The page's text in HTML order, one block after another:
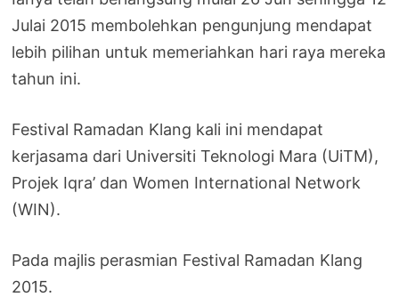
Julai 2015 membolehkan pengunjung mendapat
lebih pilihan untuk memeriahkan hari raya mereka
tahun ini.
Festival Ramadan Klang kali ini mendapat
kerjasama dari Universiti Teknologi Mara (UiTM),
Projek Iqra’ dan Women International Network
(WIN).
Pada majlis perasmian Festival Ramadan Klang
2015.